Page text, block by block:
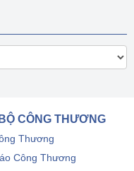
CÔNG THƯƠNG
Thương
Công Thương